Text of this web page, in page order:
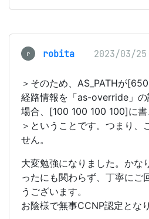
r robita 2023/03/
＞そのため、AS_PATHが
経路情報を「as-override」の
場合、[100 100 100 100]に書
＞ということです。つまり、
せん。
大変勉強になりました。かな
ったにも関わらず、丁寧にご
うございます。
お陰様で無事CCNP認定とな